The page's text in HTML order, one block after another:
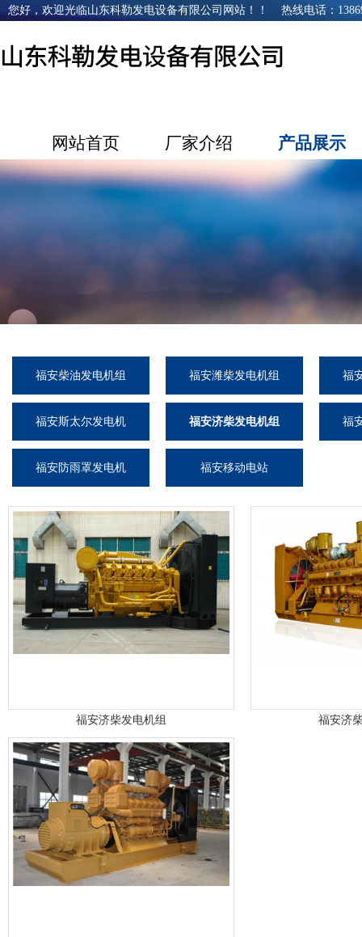
您好，欢迎光临山东科勒发电设备有限公司网站！！ 热线电话：
网站首页 厂家介绍 产品展示
福安柴油发电机组 福安潍柴发电机组 福
福安斯太尔发电机
组
福安济柴发电机组 福
福安防雨罩发电机 福安移动电站
福安济柴发电机组 福安济